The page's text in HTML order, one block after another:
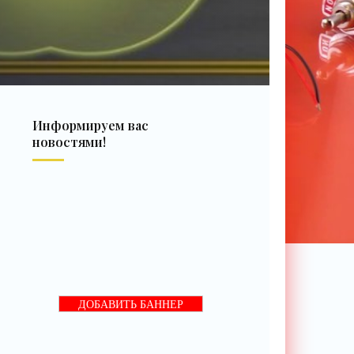
Информируем вас
новостями!
ДОБАВИТЬ БАННЕР